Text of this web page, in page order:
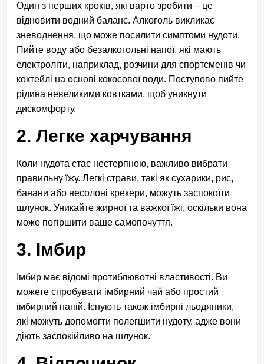
Один з перших кроків, які варто зробити – це
відновити водний баланс. Алкоголь викликає
зневоднення, що може посилити симптоми нудоти.
Пийте воду або безалкогольні напої, які мають
електроліти, наприклад, розчини для спортсменів чи
коктейлі на основі кокосової води. Поступово пийте
рідина невеликими ковтками, щоб уникнути
дискомфорту.
2. Легке харчування
Коли нудота стає нестерпною, важливо вибрати
правильну їжу. Легкі страви, такі як сухарики, рис,
банани або несолоні крекери, можуть заспокоїти
шлунок. Уникайте жирної та важкої їжі, оскільки вона
може погіршити ваше самопочуття.
3. Імбир
Імбир має відомі протиблювотні властивості. Ви
можете спробувати імбирний чай або простий
імбирний напій. Існують також імбирні льодяники,
які можуть допомогти полегшити нудоту, адже вони
діють заспокійливо на шлунок.